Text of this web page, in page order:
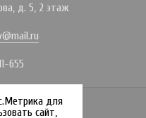
д. 5, 2 этаж
655
для
сайт,